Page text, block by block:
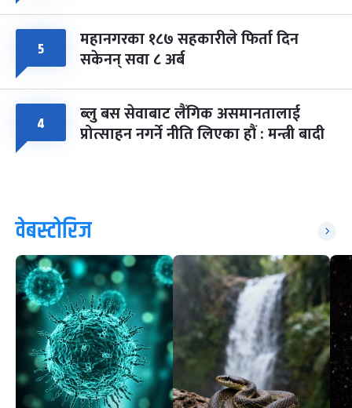
५ महानगरका १८७ सहकारीले फिर्ता दिन
सकेनन् सवा ८ अर्ब
४ ब्लु बस सेवाबाट लैंगिक असमानतालाई
प्रोत्साहन नगर्ने नीति लिएका हौं : मन्त्री बादी
वेबस्टोरिज